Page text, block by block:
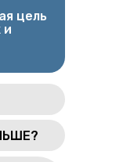
цель
и